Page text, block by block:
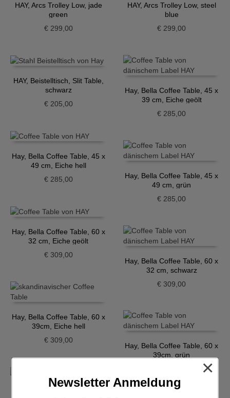
HAY, Arcs Trolley Low, jade
green
€299,00
HAY, Arcs Trolley Low, steel
blue
€ 299,00
HAY, Beistelltisch, Slit Table,
schwarz
€205,00
Hay, Bella Coffee Table, 45 x
39 cm, Eiche geölt
€ 285,00
Hay, Bella Coffee Table, 45 x
49 cm, Eiche hell
€285,00
Hay, Bella Coffee Table, 45 x
49 cm, grün
€ 285,00
Hay, Bella Coffee Table, 60 x
32 cm, Eiche geölt
€309,00
Hay, Bella Coffee Table, 60 x
32 cm, schwarz
€ 309,00
Hay, Bella Coffee Table, 60 x
39cm, Eiche hell
€309,00
Hay, Bella Coffee Table, 60 x
39cm, grün
Newsletter Anmeldung
×